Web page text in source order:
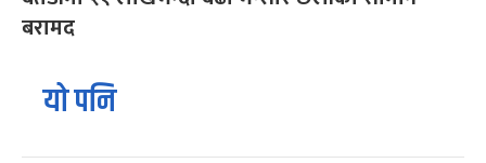
बरामद
यो पनि